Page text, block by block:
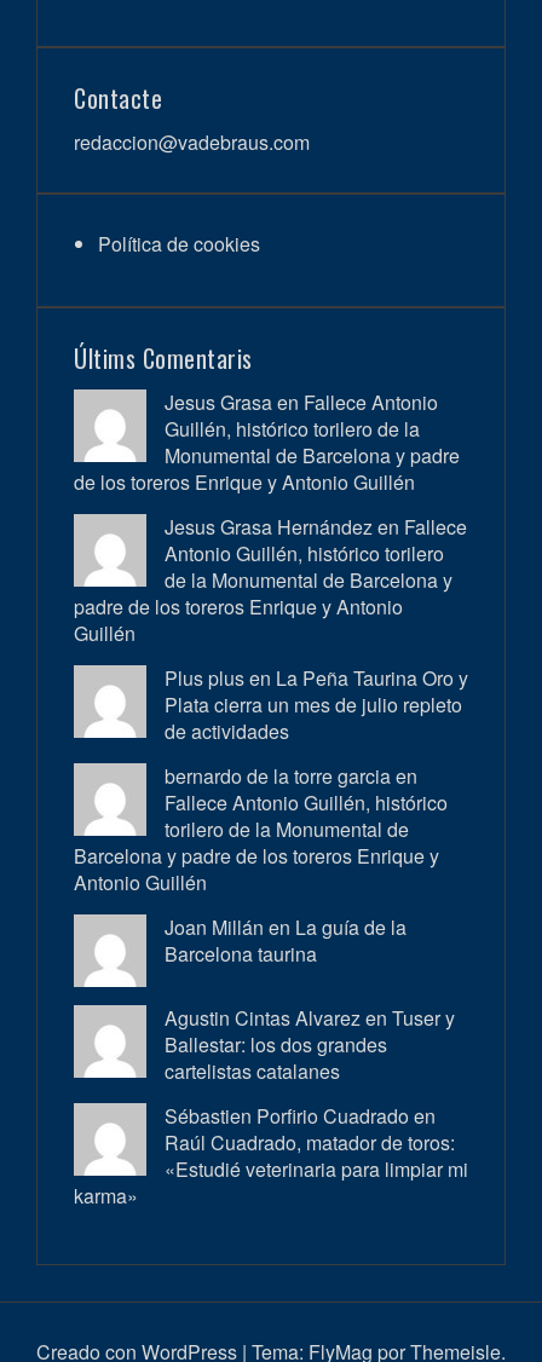
Contacte
redaccion@vadebraus.com
Política de cookies
Últims Comentaris
Jesus Grasa en Fallece Antonio
Guillén, histórico torilero de la
Monumental de Barcelona y padre
de los toreros Enrique y Antonio Guillén
Jesus Grasa Hernández en Fallece
Antonio Guillén, histórico torilero
de la Monumental de Barcelona y
padre de los toreros Enrique y Antonio
Guillén
Plus plus en La Peña Taurina Oro y
Plata cierra un mes de julio repleto
de actividades
bernardo de la torre garcia en
Fallece Antonio Guillén, histórico
torilero de la Monumental de
Barcelona y padre de los toreros Enrique y
Antonio Guillén
Joan Millán en La guía de la
Barcelona taurina
Agustin Cintas Alvarez en Tuser y
Ballestar: los dos grandes
cartelistas catalanes
Sébastien Porfirio Cuadrado en
Raúl Cuadrado, matador de toros:
«Estudié veterinaria para limpiar mi
karma»
Creado con WordPress | Tema: FlyMag por Themeisle.